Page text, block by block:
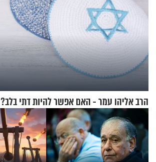
הרב אליהו עמר - האם אפשר להיות דתי בלב?